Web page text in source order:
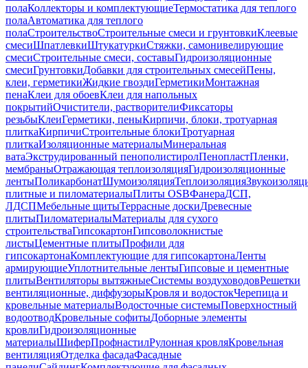
полаКоллекторы и комплектующиеТермостатика для теплого
полаАвтоматика для теплого
полаСтроительствоСтроительные смеси и грунтовкиКлеевые
смесиШпатлевкиШтукатуркиСтяжки, самонивелирующие
смесиСтроительные смеси, составыГидроизоляционные
смесиГрунтовкиДобавки для строительных смесейПены,
клеи, герметикиЖидкие гвоздиГерметикиМонтажная
пенаКлеи для обоевКлеи для напольных
покрытийОчистители, растворителиФиксаторы
резьбыКлеиГерметики, пеныКирпичи, блоки, тротуарная
плиткаКирпичиСтроительные блокиТротуарная
плиткаИзоляционные материалыМинеральная
ватаЭкструдированный пенополистиролПенопластПленки,
мембраныОтражающая теплоизоляцияГидроизоляционные
лентыПоликарбонатШумоизоляцияТеплоизоляция
плитные и пиломатериалыПлиты OSBФанераДСП,
ЛДСПМебельные щитыТеррасные доскиДревесные
плитыПиломатериалыМатериалы для сухого
строительстваГипсокартонГипсоволокнистые
листыЦементные плитыПрофили для
гипсокартонаКомплектующие для гипсокартонаЛенты
армирующиеУплотнительные лентыГипсовые и цементные
плитыВентиляторы вытяжныеСистемы воздуховодовРешетки
вентиляционные, диффузорыКровля и водостокЧерепица и
кровельные материалыВодосточные системыПоверхностный
водоотводКровельные софитыДоборные элементы
кровлиГидроизоляционные
материалыШиферПрофнастилРулонная кровляКровельная
вентиляцияОтделка фасадаФасадные